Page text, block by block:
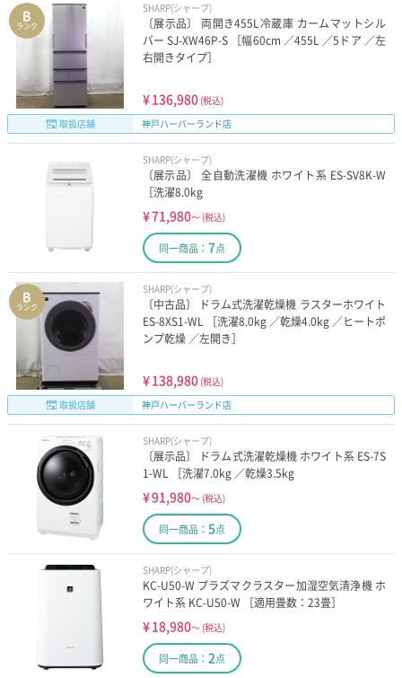
B
ランク
SHARP(シャープ)
〔展示品〕 両開き455L冷蔵庫 カームマットシル
バー SJ-XW46P-S ［幅60cm ／455L ／5ドア ／左
右開きタイプ］
¥136,980 (税込)
取扱店舗
神戸ハーバーランド店
SHARP(シャープ)
〔展示品〕 全自動洗濯機 ホワイト系 ES-SV8K-W
［洗濯8.0kg
¥71,980～ (税込)
同一商品： 7点
B
ランク
SHARP(シャープ)
〔中古品〕 ドラム式洗濯乾燥機 ラスターホワイト
ES-8XS1-WL ［洗濯8.0kg ／乾燥4.0kg ／ヒートポ
ンプ乾燥 ／左開き］
¥138,980 (税込)
取扱店舗
神戸ハーバーランド店
SHARP(シャープ)
〔展示品〕 ドラム式洗濯乾燥機 ホワイト系 ES-7S
1-WL ［洗濯7.0kg ／乾燥3.5kg
¥91,980～ (税込)
同一商品： 5点
SHARP(シャープ)
KC-U50-W プラズマクラスター加湿空気清浄機 ホ
ワイト系 KC-U50-W ［適用畳数：23畳］
¥18,980～ (税込)
同一商品： 2点